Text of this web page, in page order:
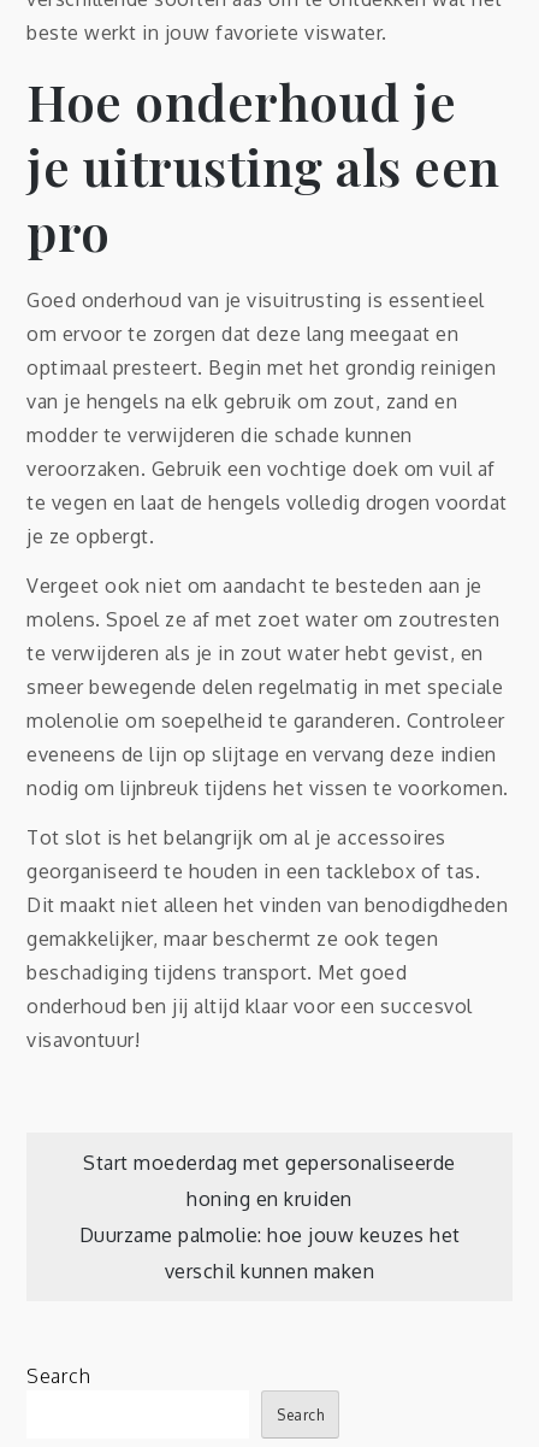
beste werkt in jouw favoriete viswater.
Hoe onderhoud je
je uitrusting als een
pro
Goed onderhoud van je visuitrusting is essentieel
om ervoor te zorgen dat deze lang meegaat en
optimaal presteert. Begin met het grondig reinigen
van je hengels na elk gebruik om zout, zand en
modder te verwijderen die schade kunnen
veroorzaken. Gebruik een vochtige doek om vuil af
te vegen en laat de hengels volledig drogen voordat
je ze opbergt.
Vergeet ook niet om aandacht te besteden aan je
molens. Spoel ze af met zoet water om zoutresten
te verwijderen als je in zout water hebt gevist, en
smeer bewegende delen regelmatig in met speciale
molenolie om soepelheid te garanderen. Controleer
eveneens de lijn op slijtage en vervang deze indien
nodig om lijnbreuk tijdens het vissen te voorkomen.
Tot slot is het belangrijk om al je accessoires
georganiseerd te houden in een tacklebox of tas.
Dit maakt niet alleen het vinden van benodigdheden
gemakkelijker, maar beschermt ze ook tegen
beschadiging tijdens transport. Met goed
onderhoud ben jij altijd klaar voor een succesvol
visavontuur!
Post
navigation
Start moederdag met gepersonaliseerde
honing en kruiden
Duurzame palmolie: hoe jouw keuzes het
verschil kunnen maken
Search
Search